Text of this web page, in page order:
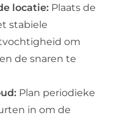
locatie:Plaats de
stabiele
om
de snaren te
Plan periodieke
in om de